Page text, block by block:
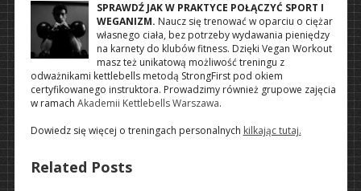
SPRAWDŹ JAK W PRAKTYCE POŁĄCZYĆ SPORT I
WEGANIZM. Naucz się trenować w oparciu o ciężar
własnego ciała, bez potrzeby wydawania pieniędzy
na karnety do klubów fitness. Dzięki Vegan Workout
masz też unikatową możliwość treningu z
odważnikami kettlebells metodą StrongFirst pod okiem
certyfikowanego instruktora. Prowadzimy również grupowe zajęcia
w ramach Akademii Kettlebells Warszawa.
Dowiedz się więcej o treningach personalnych kilkając tutaj.
Related Posts